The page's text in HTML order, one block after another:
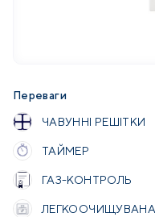
Переваги
ЧАВУННІ РЕШІТКИ
ТАЙМЕР
ГАЗ-КОНТРОЛЬ